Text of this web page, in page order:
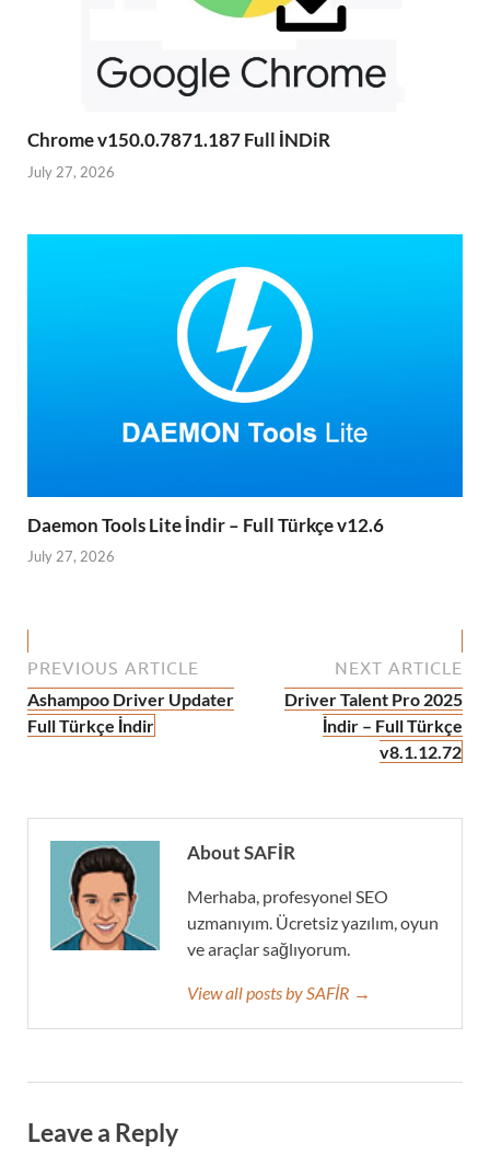
Chrome v150.0.7871.187 Full İNDiR
July 27, 2026
Daemon Tools Lite İndir – Full Türkçe v12.6
July 27, 2026
PREVIOUS ARTICLE
Ashampoo Driver Updater
Full Türkçe İndir
NEXT ARTICLE
Driver Talent Pro 2025
İndir – Full Türkçe
v8.1.12.72
About SAFİR
Merhaba, profesyonel SEO
uzmanıyım. Ücretsiz yazılım, oyun
ve araçlar sağlıyorum.
View all posts by SAFİR →
Leave a Reply